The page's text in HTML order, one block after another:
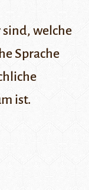
welche
Sprache
ist.